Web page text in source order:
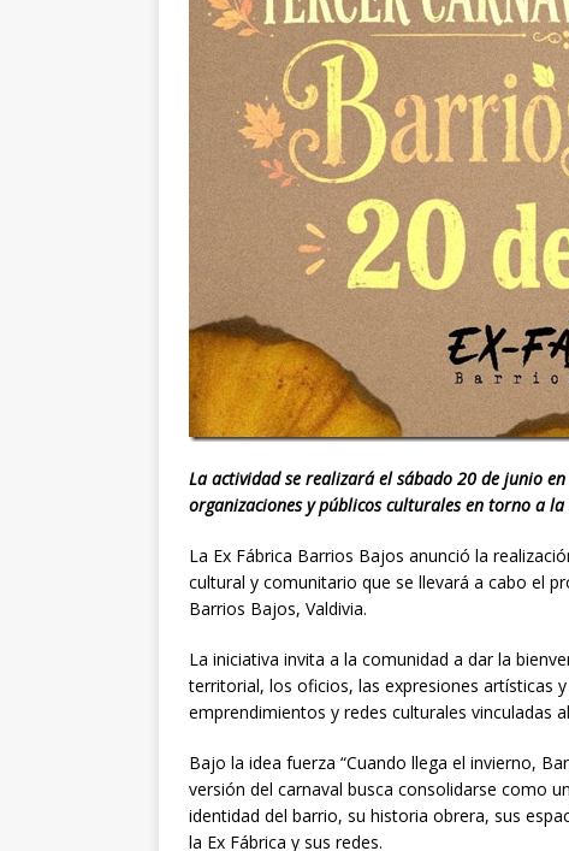
La actividad se realizará el sábado 20 de junio
organizaciones y públicos culturales en torno a
La Ex Fábrica Barrios Bajos anunció la
cultural y comunitario que se llevará a cabo el
Barrios Bajos, Valdivia.
La iniciativa invita a la comunidad a dar la
territorial, los oficios, las expresiones artísticas
emprendimientos y redes culturales vinculadas
Bajo la idea fuerza “Cuando llega el invierno,
versión del carnaval busca consolidarse como
identidad del barrio, su historia obrera, sus
la Ex Fábrica y sus redes.